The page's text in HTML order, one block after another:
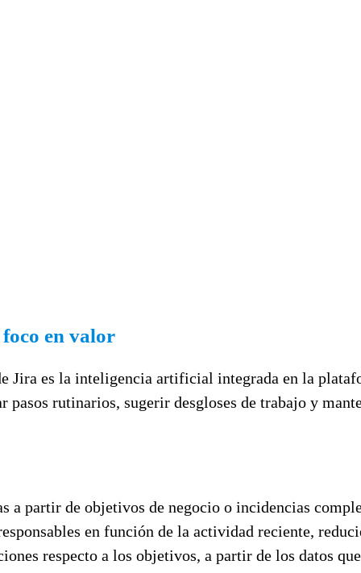
en valor
Jira es la inteligencia artificial integrada en la
rutinarios, sugerir desgloses de trabajo y
a partir de objetivos de negocio o incidencias
en función de la actividad reciente,
respecto a los objetivos, a partir de los datos